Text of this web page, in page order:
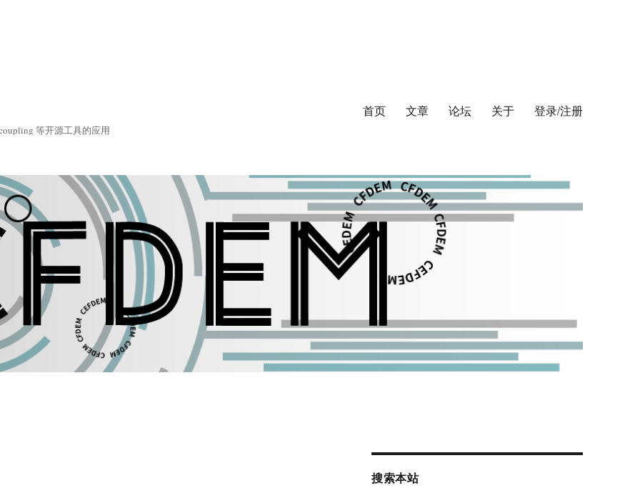
等开源工具的应用
首页 文章 论坛 关于 登录/注册
搜索本站